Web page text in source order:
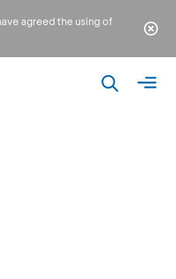
agreed the using of